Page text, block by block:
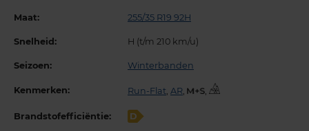
Maat: 255/35 R19 92H
Snelheid: H (t/m 210 km/u)
Seizoen: Winterbanden
Kenmerken: Run-Flat, AR, ,
Brandstofefficiëntie: D